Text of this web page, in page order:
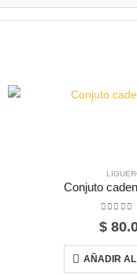
Conjuto
$
AÑADIR